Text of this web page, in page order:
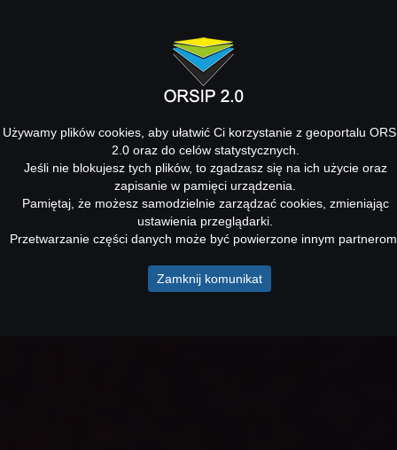
Używamy plików cookies, aby ułatwić Ci korzystanie z geoportalu
2.0 oraz do celów statystycznych.
Jeśli nie blokujesz tych plików, to zgadzasz się na ich użycie oraz
zapisanie w pamięci urządzenia.
Pamiętaj, że możesz samodzielnie zarządzać cookies, zmieniając
ustawienia przeglądarki.
Przetwarzanie części danych może być powierzone innym
Zamknij komunikat